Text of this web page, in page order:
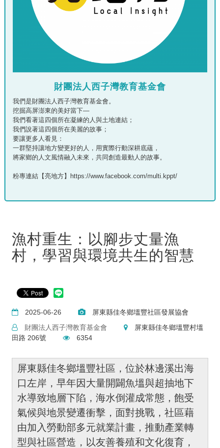
財團法人西子灣教育基金會
我們是財團法人西子灣教育基金會。
挖掘高屏澎東的美好當下—
我們看著這四個所在凝練的人與土地連結；
我們說著這四個所在美麗的故事；
要讓更多人看見：
一群堅持讓地方變更好的人，用實際行動深耕底蘊，
將家鄉的人文風情融入未來，共同創造最動人的故事。
粉專連結【亮地方】https://www.facebook.com/multi.kppt/
漁村重生：以腳步丈量漁
村，學習與環境共生的智慧
2025-06-26
屏東縣佳冬鄉塭豐社區發展協會
財團法人西子灣教育基金會
屏東縣佳冬鄉塭豐村塭
田路 206號
6354
屏東縣佳冬鄉塭豐社區，位於林邊溪出海
口左岸，早年因大量開闢魚塭與超抽地下
水導致地層下陷，海水倒灌成常態，飽受
氣候與地景變遷衝擊，面對挑戰，社區藉
由加入勞動部多元就業計畫，推動產業轉
型與社區營造，以友善養殖和文化復育，